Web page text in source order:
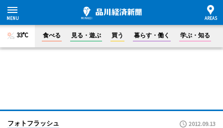
33°C 食べる 見る・遊ぶ 買う 暮らす・働く 学ぶ・知る
フォトフラッシュ 2012.09.13